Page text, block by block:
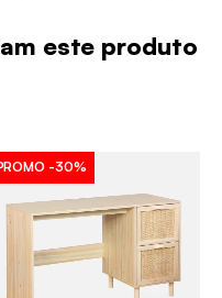
este produto
-30%